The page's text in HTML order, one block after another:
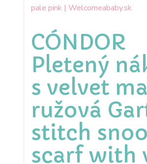
CÓNDOR
Pletený
s velvet
ružová
stitch
scarf with